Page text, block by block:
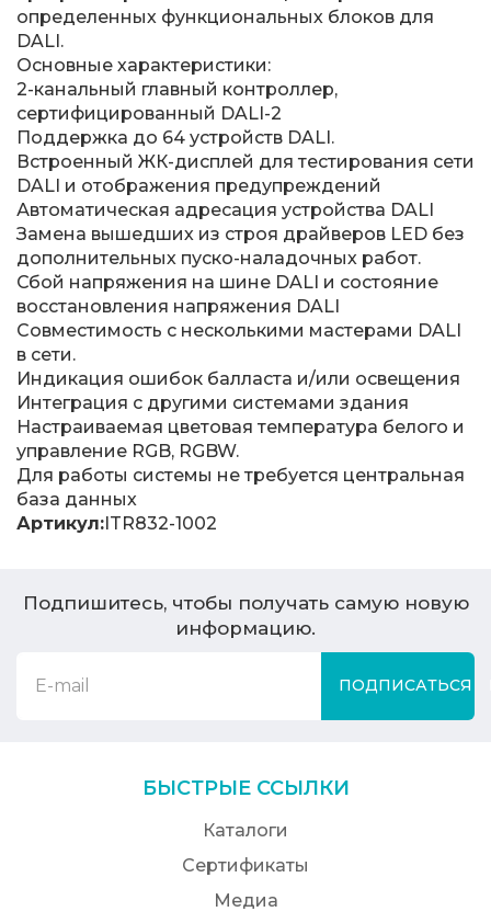
определенных функциональных блоков для
DALI.
Основные характеристики:
2-канальный главный контроллер,
сертифицированный DALI-2
Поддержка до 64 устройств DALI.
Встроенный ЖК-дисплей для тестирования сети
DALI и отображения предупреждений
Автоматическая адресация устройства DALI
Замена вышедших из строя драйверов LED без
дополнительных пуско-наладочных работ.
Сбой напряжения на шине DALI и состояние
восстановления напряжения DALI
Совместимость с несколькими мастерами DALI
в сети.
Индикация ошибок балласта и/или освещения
Интеграция с другими системами здания
Настраиваемая цветовая температура белого и
управление RGB, RGBW.
Для работы системы не требуется центральная
база данных
Артикул:ITR832-1002
Подпишитесь, чтобы получать самую новую
информацию.
ПОДПИСАТЬСЯ
БЫСТРЫЕ ССЫЛКИ
Каталоги
Сертификаты
Медиа